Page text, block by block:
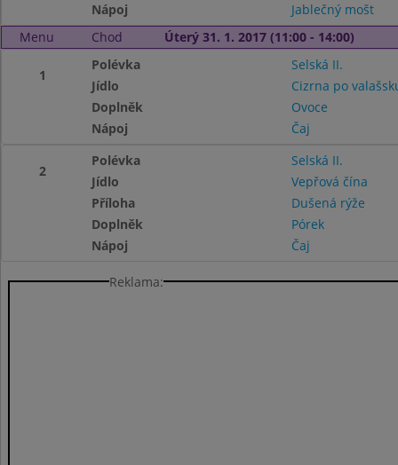
Nápoj
Jablečný mošt
Menu
Chod Úterý 31. 1. 2017 (11:00 - 14:00)
1
Polévka
Selská II.
Jídlo
Cizrna po
Doplněk
Ovoce
Nápoj
Čaj
2
Polévka
Selská II.
Jídlo
Vepřová čína
Příloha
Dušená rýže
Doplněk
Pórek
Nápoj
Čaj
Reklama: